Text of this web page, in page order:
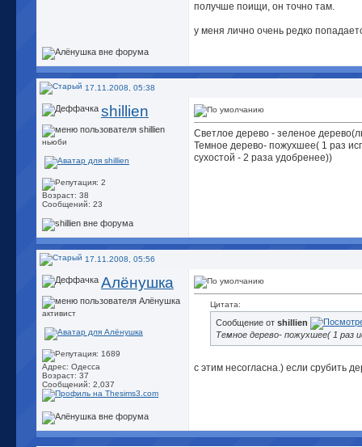
получше поищи, он точно там.
у меня лично очень редко
17.11.2008, 05:38
shillien
ньюби
Возраст: 38
Сообщений: 23
Светлое дерево - зеленое
Темное дерево- пожухшее( 1 раз
сухостой - 2 раза удобренее))
17.11.2008, 05:56
Алёнушка
активист
Адрес: Одесса
Возраст: 37
Сообщений: 2,037
Цитата:
Сообщение от shillien
Темное дерево- пожухшее( 1 раз
с этим несогласна.) если срубить